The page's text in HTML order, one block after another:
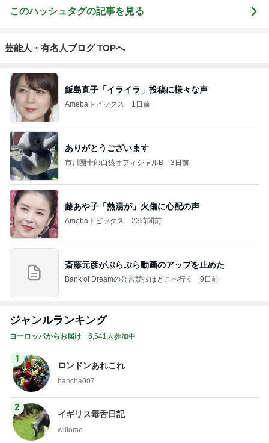
このハッシュタグの記事を見る
芸能人・有名人ブログ TOPへ
飯島直子「イライラ」投稿に様々な声
Amebaトピックス 1日前
ありがとうございます
市川團十郎白猿オフィシャルB 3日前
藤あや子「熱湯が」火傷に心配の声
Amebaトピックス 23時間前
斎藤元彦がぶらぶら動画のアップを止めた
Bank of Dreamの公営競技はどこへ行く 9日前
ジャンルランキング
ヨーロッパからお届け 6,541人参加中
1
ロンドンあれこれ
hancha007
2
イギリス毒舌日記
wiltomo